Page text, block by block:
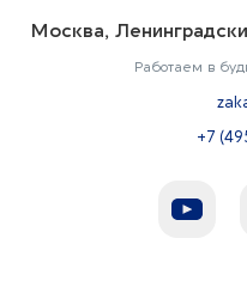
Москва,
Работаем в
+7